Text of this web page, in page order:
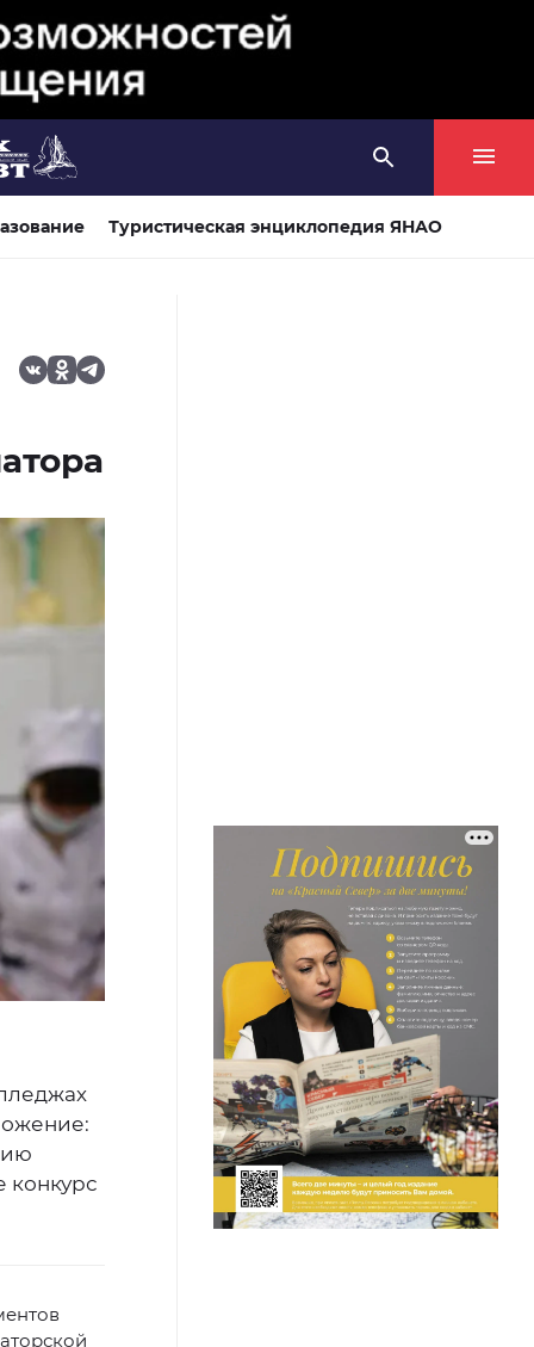
Туристическая энциклопедия ЯНАО
конкурс